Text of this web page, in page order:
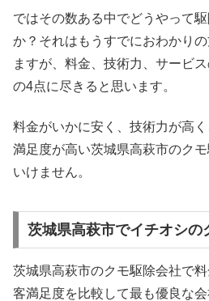
ではその数ある中でどうやって
か？それはもうすでにおわかり
ますが、料金、技術力、サービ
の4点に尽きると思います。
料金がいかに安く、技術力が高
満足度が高い茨城県高萩市のク
いけません。
茨城県高萩市でイチオシの
茨城県高萩市のクモ駆除会社で
客満足度を比較して最も優良な